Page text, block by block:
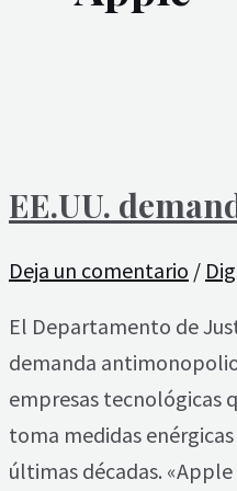
EE.UU.
Deja un comentario /
El Departamento de
demanda
empresas tecnológicas
toma medidas
últimas décadas.